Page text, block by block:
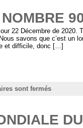
22 Décembre de 2020.
savons que c’est un
et difficile, donc […]
sont fermés